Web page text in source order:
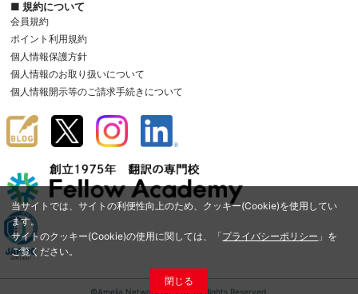
当サイトでは、サイトの利便性向上のため、クッキー(Cookie)を使用してい
ます。
サイトのクッキー(Cookie)の使用に関しては、「プライバシーポリシー 」を
ご覧ください。
閉じる
■ 規約について
会員規約
ポイント利用規約
個人情報保護方針
個人情報のお取り扱いについて
個人情報開示等のご請求手続きについて
©Amelia Network Co.,Ltd. All Rights Reserved.